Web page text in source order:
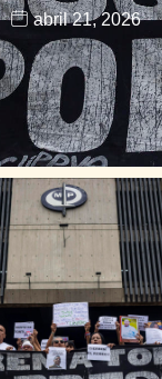
abril 21, 2026